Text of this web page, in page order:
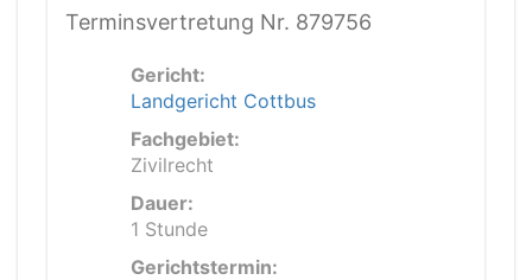
Terminsvertretung Nr. 879756
Gericht:
Landgericht Cottbus
Fachgebiet:
Zivilrecht
Dauer:
1 Stunde
Gerichtstermin: